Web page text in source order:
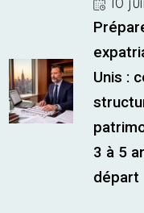
Unis :
3 à 5
départ